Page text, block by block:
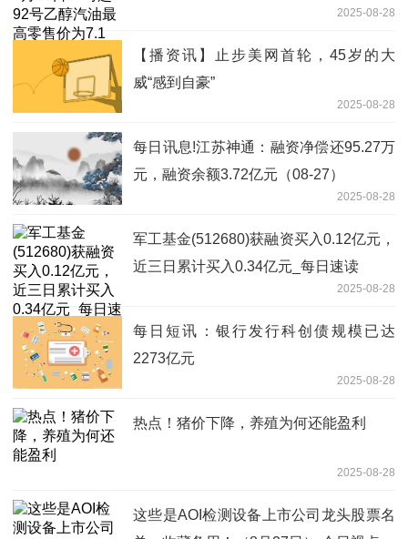
2025-08-28
【播资讯】止步美网首轮，45岁的大
威“感到自豪”
2025-08-28
每日讯息!江苏神通：融资净偿还95.27万
元，融资余额3.72亿元（08-27）
2025-08-28
军工基金(512680)获融资买入0.12亿元，
近三日累计买入0.34亿元_每日速读
2025-08-28
每日短讯：银行发行科创债规模已达
2273亿元
2025-08-28
热点！猪价下降，养殖为何还能盈利
2025-08-28
这些是AOI检测设备上市公司龙头股票名